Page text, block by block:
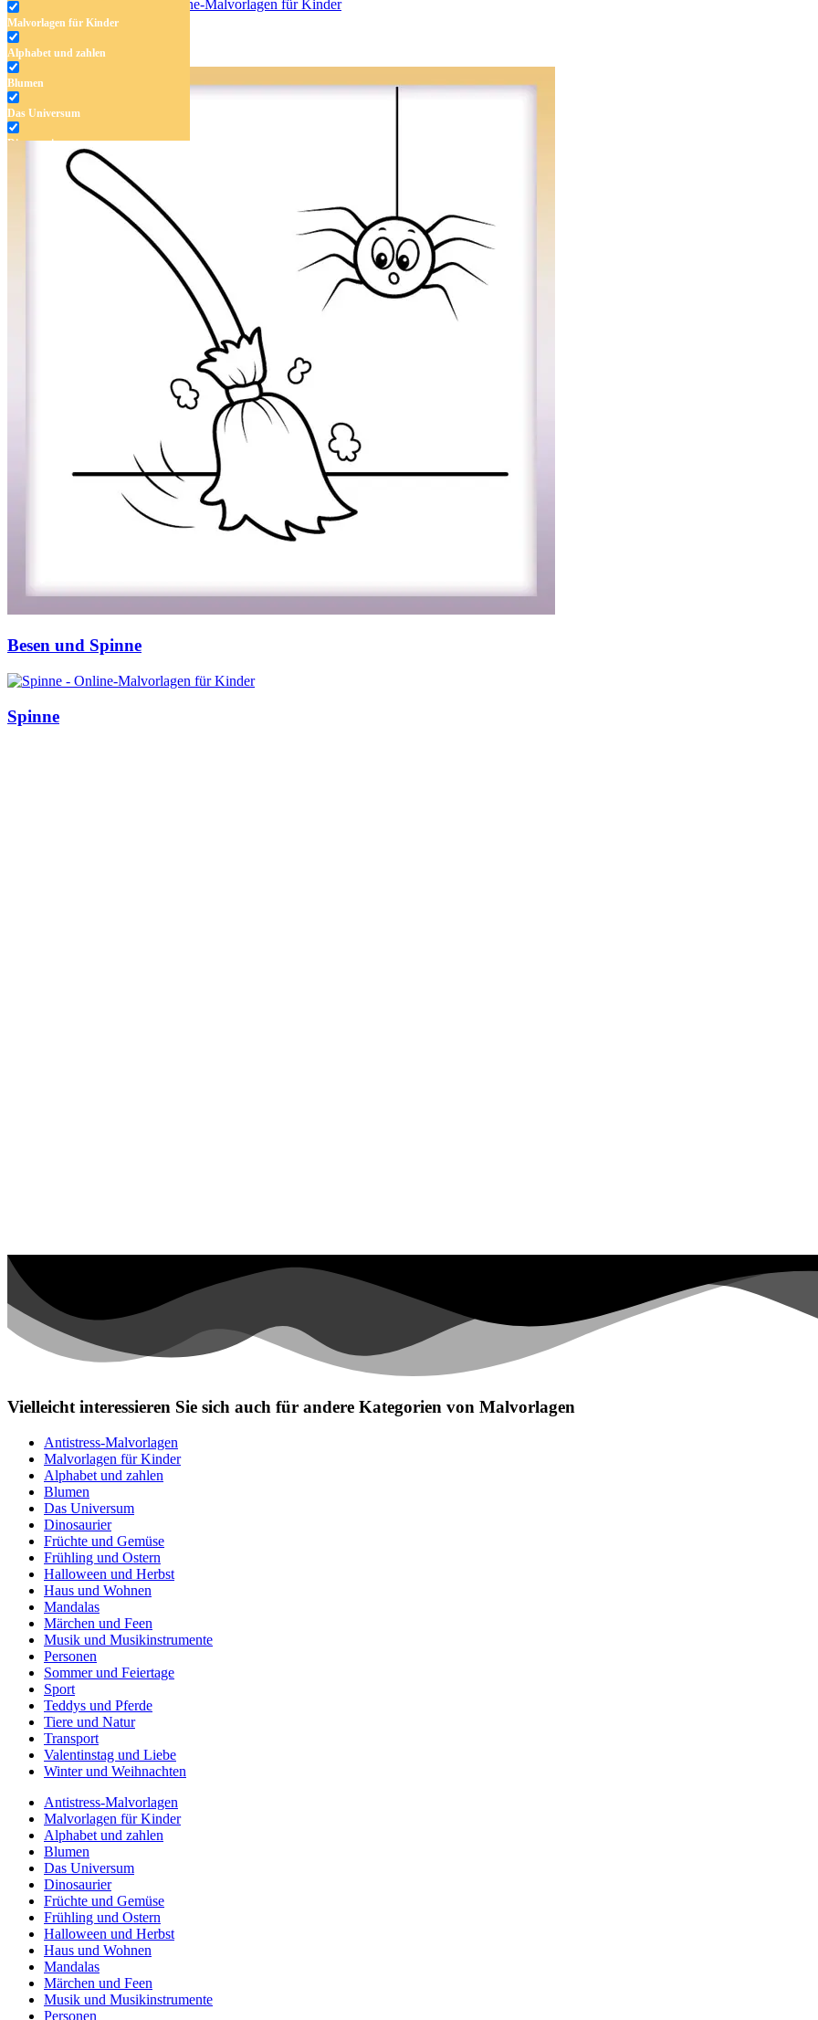
Malvorlagen für Kinder
Alphabet und zahlen
Blumen
Das Universum
Dinosaurier
Früchte und Gemüse
Frühling und Ostern
Teddys und Pferde
Winter und Weihnachten
Unkategorisiert
Halloween-Kollektion
Besen und Spinne
Spinne
Vielleicht interessieren Sie sich auch für andere Kategorien von Malvorlagen
Antistress-Malvorlagen
Malvorlagen für Kinder
Alphabet und zahlen
Blumen
Das Universum
Dinosaurier
Früchte und Gemüse
Frühling und Ostern
Halloween und Herbst
Haus und Wohnen
Mandalas
Märchen und Feen
Musik und Musikinstrumente
Personen
Sommer und Feiertage
Sport
Teddys und Pferde
Tiere und Natur
Transport
Valentinstag und Liebe
Winter und Weihnachten
Antistress-Malvorlagen
Malvorlagen für Kinder
Alphabet und zahlen
Blumen
Das Universum
Dinosaurier
Früchte und Gemüse
Frühling und Ostern
Halloween und Herbst
Haus und Wohnen
Mandalas
Märchen und Feen
Musik und Musikinstrumente
Personen